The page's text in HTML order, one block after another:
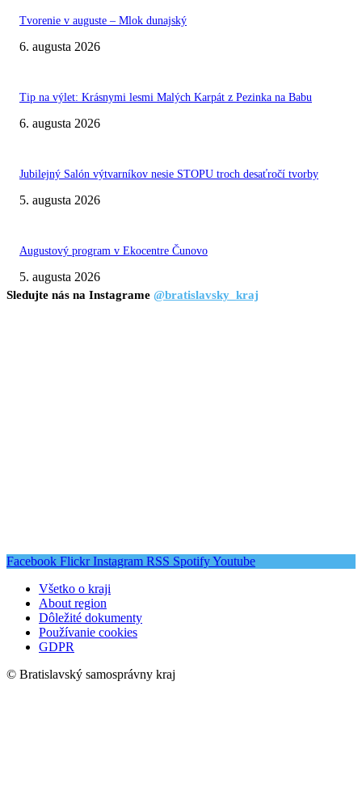
Tvorenie v auguste – Mlok dunajský
6. augusta 2026
Tip na výlet: Krásnymi lesmi Malých Karpát z Pezinka na Babu
6. augusta 2026
Jubilejný Salón výtvarníkov nesie STOPU troch desaťročí tvorby
5. augusta 2026
Augustový program v Ekocentre Čunovo
5. augusta 2026
Sledujte nás na Instagrame @bratislavsky_kraj
Facebook Flickr Instagram RSS SpotifyYoutube
Všetko o kraji
About region
Dôležité dokumenty
Používanie cookies
GDPR
© Bratislavský samosprávny kraj